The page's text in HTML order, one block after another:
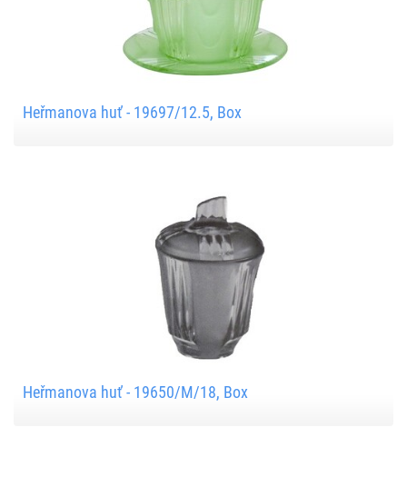
Heřmanova huť - 19697/12.5, Box
Heřmanova huť - 19650/M/18, Box